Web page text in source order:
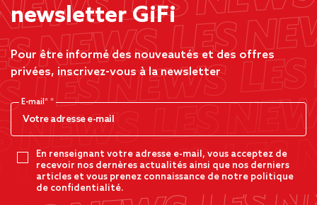
newsletter GiFi
Pour être informé des nouveautés et des offres
privées, inscrivez-vous à la newsletter
E-mail*
En renseignant votre adresse e-mail, vous acceptez de
recevoir nos dernères actualités ainsi que nos derniers
articles et vous prenez connaissance de notre politique
de confidentialité.